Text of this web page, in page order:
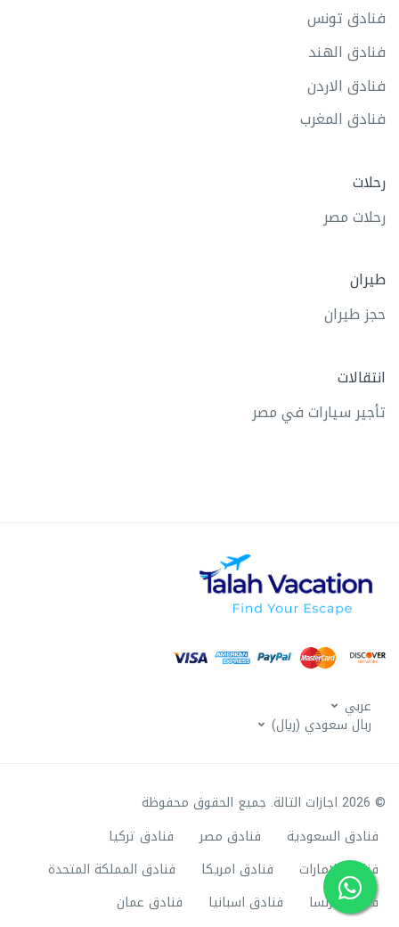
فنادق تونس
فنادق الهند
فنادق الاردن
فنادق المغرب
رحلات
رحلات مصر
طيران
حجز طيران
انتقالات
تأجير سيارات في مصر
عربي
ربال سعودي (ريال)
© 2026 اجازات التالة. جميع الحقوق محفوظة
فنادق السعودية
فنادق مصر
فنادق تركيا
فنادق الامارات
فنادق امريكا
فنادق المملكة المتحدة
فنادق فرنسا
فنادق اسبانيا
فنادق عمان